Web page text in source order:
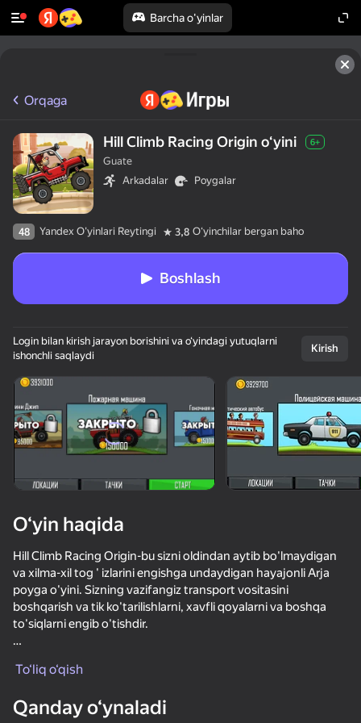
Barcha o'yinlar
Qurilmani aylantiring
O‘yinlar faqat gorizontal
oriyentatsiyasida ishlaydi
Ikki uchun superkar jangi
Pixel Car Racer
Orqaga
Hill Climb Racing Origin oʻyini 6+
Guate
Arkadalar
Poygalar
48 Yandex O'yinlari Reytingi 3,8 Oʻyinchilar bergan baho
Boshlash
Login bilan kirish jarayon borishini va o‘yindagi yutuqlarni
ishonchli saqlaydi
Kirish
O‘yin haqida
Hill Climb Racing Origin-bu sizni oldindan aytib bo'lmaydigan
va xilma-xil tog ' izlarini engishga undaydigan hayajonli Arja
poyga o'yini. Sizning vazifangiz transport vositasini
boshqarish va tik ko'tarilishlarni, xavfli qoyalarni va boshqa
to'siqlarni engib o'tishdir.
mototsikllargacha bo'lgan turli xil transport vositalarini
chidamliligi kabi o'ziga xos xususiyatlarga ega, bu sizning
To‘liq o‘qish
Qanday o‘ynaladi